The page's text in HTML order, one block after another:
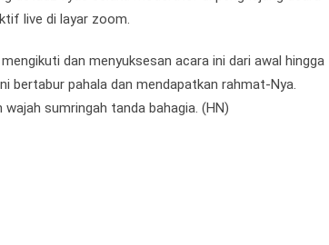
live di layar zoom.
dan menyuksesan acara ini dari awal hingga
bertabur pahala dan mendapatkan rahmat-Nya.
sumringah tanda bahagia. (HN)